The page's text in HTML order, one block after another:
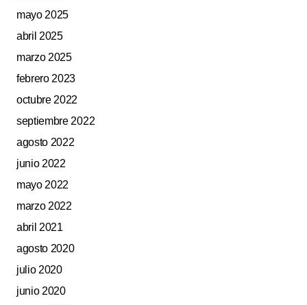
mayo 2025
abril 2025
marzo 2025
febrero 2023
octubre 2022
septiembre 2022
agosto 2022
junio 2022
mayo 2022
marzo 2022
abril 2021
agosto 2020
julio 2020
junio 2020